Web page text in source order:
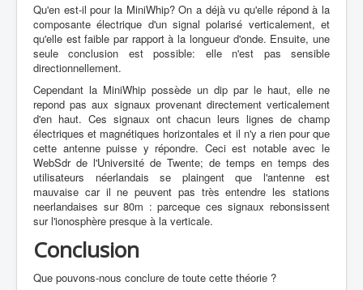
Qu'en est-il pour la MiniWhip? On a déjà vu qu'elle répond à la
composante électrique d'un signal polarisé verticalement, et
qu'elle est faible par rapport à la longueur d'onde. Ensuite, une
seule conclusion est possible: elle n'est pas sensible
directionnellement.
Cependant la MiniWhip possède un dip par le haut, elle ne
repond pas aux signaux provenant directement verticalement
d'en haut. Ces signaux ont chacun leurs lignes de champ
électriques et magnétiques horizontales et il n'y a rien pour que
cette antenne puisse y répondre. Ceci est notable avec le
WebSdr de l'Université de Twente; de temps en temps des
utilisateurs néerlandais se plaingent que l'antenne est
mauvaise car il ne peuvent pas très entendre les stations
neerlandaises sur 80m : parceque ces signaux rebonsissent
sur l'ionosphère presque à la verticale.
Conclusion
Que pouvons-nous conclure de toute cette théorie ?